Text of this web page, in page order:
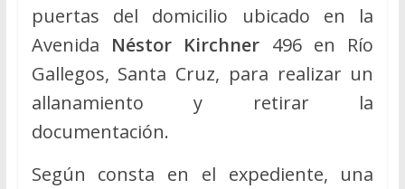
puertas del domicilio ubicado en la
Avenida Néstor Kirchner 496 en Río
Gallegos, Santa Cruz, para realizar un
allanamiento y retirar la
documentación.
Según consta en el expediente, una